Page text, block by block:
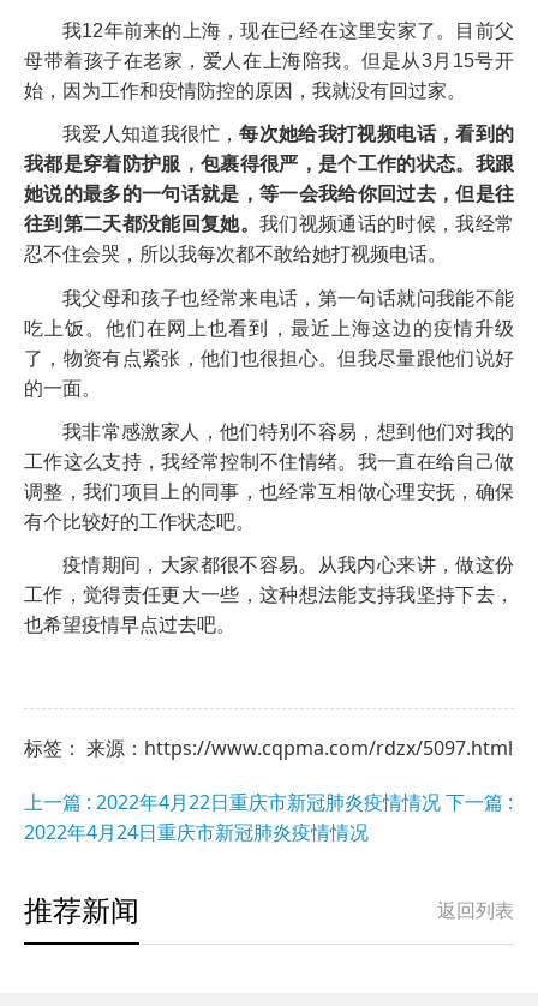
我12年前来的上海，现在已经在这里安家了。目前父
母带着孩子在老家，爱人在上海陪我。但是从3月15号开
始，因为工作和疫情防控的原因，我就没有回过家。
我爱人知道我很忙，每次她给我打视频电话，看到的
我都是穿着防护服，包裹得很严，是个工作的状态。我跟
她说的最多的一句话就是，等一会我给你回过去，但是往
往到第二天都没能回复她。 我们视频通话的时候，我经常
忍不住会哭，所以我每次都不敢给她打视频电话。
我父母和孩子也经常来电话，第一句话就问我能不能
吃上饭。他们在网上也看到，最近上海这边的疫情升级
了，物资有点紧张，他们也很担心。但我尽量跟他们说好
的一面。
我非常感激家人，他们特别不容易，想到他们对我的
工作这么支持，我经常控制不住情绪。我一直在给自己做
调整，我们项目上的同事，也经常互相做心理安抚，确保
有个比较好的工作状态吧。
疫情期间，大家都很不容易。从我内心来讲，做这份
工作，觉得责任更大一些，这种想法能支持我坚持下去，
也希望疫情早点过去吧。
标签： 来源：https://www.cqpma.com/rdzx/5097.html
上一篇 : 2022年4月22日重庆市新冠肺炎疫情情况下一篇 :
2022年4月24日重庆市新冠肺炎疫情情况
返回列表
推荐新闻